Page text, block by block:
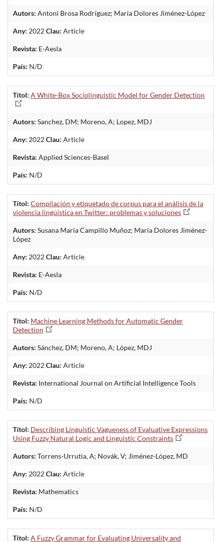
Autors: Antoni Brosa Rodríguez; María Dolores Jiménez-López
Any: 2022Clau: Article
Revista: E-Aesla
País: N/D
Títol: A White-Box Sociolinguistic Model for Gender Detection
Autors: Sanchez, DM; Moreno, A; Lopez, MDJ
Any: 2022Clau: Article
Revista: Applied Sciences-Basel
País: N/D
Títol: Compilación y etiquetado de corpus para el análisis de la
violencia lingüística en Twitter: problemas y soluciones
Autors: Susana María Campillo Muñoz; María Dolores Jiménez-
López
Any: 2022Clau: Article
Revista: E-Aesla
País: N/D
Títol: Machine Learning Methods for Automatic Gender
Detection
Autors: Sánchez, DM; Moreno, A; López, MDJ
Any: 2022Clau: Article
Revista: International Journal on Artificial Intelligence Tools
País: N/D
Títol: Describing Linguistic Vagueness of Evaluative Expressions
Using Fuzzy Natural Logic and Linguistic Constraints
Autors: Torrens-Urrutia, A; Novák, V; Jiménez-López, MD
Any: 2022Clau: Article
Revista: Mathematics
País: N/D
Títol: A Fuzzy Grammar for Evaluating Universality and